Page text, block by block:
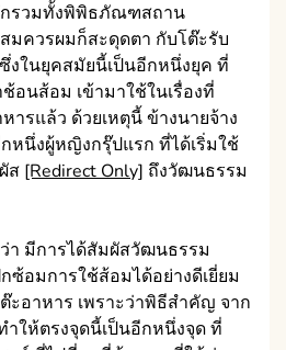
กรวมทั้งพิพิธภัณฑสถาน
ควรผมก็สะดุดตา กับโต๊ะรับ
งในยุคสมัยนี้เป็นอีกหนึ่งยุค ที่
ช้อนส้อม เข้ามาใช้ในเรื่องที่
ารแล้ว ด้วยเหตุนี้ ข้างนายจ้าง
หนึ่งผู้หญิงกรุ๊ปแรก ที่ได้เริ่มใช้
ส [Redirect Only] ถึงวัฒนธรรม
า มีการได้สัมผัสวัฒนธรรม
ซ้อมการใช้ส้อมได้อย่างดีเยี่ยม
ะอาหาร เพราะว่าพิธีสำคัญ จาก
ำให้ตรงจุดนี้เป็นอีกหนึ่งจุด ที่